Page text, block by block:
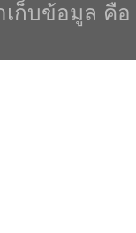
ก็บข้อมูล คือ